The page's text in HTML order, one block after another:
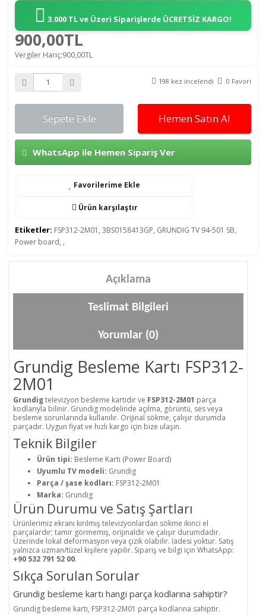
3.000 TL ve Üzeri Siparişlerde ÜCRETSİZ KARGO!
900,00TL
Vergiler Hariç:900,00TL
198 kez incelendi 0 Favori
Sepete Ekle Hemen Satın Al
WhatsApp ile Hemen Sipariş Ver
Favorilerime Ekle
Ürün karşılaştır
Etiketler: FSP312-2M01 , 3BS0158413GP, GRUNDIG TV 94-501 SB,
Power board, ,
Açıklama
Teslimat Bilgileri
Yorumlar (0)
Grundig Besleme Kartı FSP312-
2M01
Grundigtelevizyon besleme kartıdır ve FSP312-2M01 parça
kodlarıyla bilinir. Grundig modelinde açılma, görüntü, ses veya
besleme sorunlarında kullanılır. Orijinal sökme, çalışır durumda
parçadır. Uygun fiyat ve hızlı kargo için bize ulaşın.
Teknik Bilgiler
Ürün tipi: Besleme Kartı (Power Board)
Uyumlu TV modeli: Grundig
Parça / şase kodları: FSP312-2M01
Marka: Grundig
Ürün Durumu ve Satış Şartları
Ürünlerimiz ekranı kırılmış televizyonlardan sökme ikinci el
parçalardır; tamir görmemiş, orijinaldir ve çalışır durumdadır.
Üzerinde lokal deformasyon veya çizik olabilir. İadesi yoktur. Satış
yalnızca uzman/tüzel kişilere yapılır. Sipariş ve bilgi için WhatsApp:
+90 532 791 52 00.
Sıkça Sorulan Sorular
Grundig besleme kartı hangi parça kodlarına sahiptir?
Grundig besleme kartı, FSP312-2M01 parça kodlarına sahiptir.